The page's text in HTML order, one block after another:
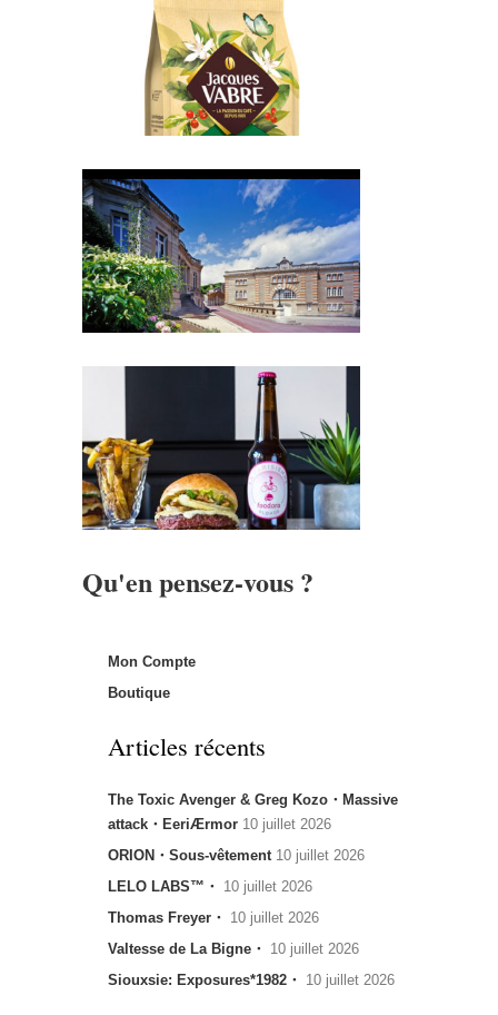
Qu'en pensez-vous ?
Mon Compte
Boutique
Articles récents
The Toxic Avenger & Greg Kozo・Massive
attack・EeriÆrmor 10 juillet 2026
ORION・Sous-vêtement 10 juillet 2026
LELO LABS™・ 10 juillet 2026
Thomas Freyer・ 10 juillet 2026
Valtesse de La Bigne・ 10 juillet 2026
Siouxsie: Exposures*1982・ 10 juillet 2026